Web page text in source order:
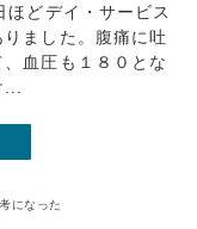
どデイ・サービス
ました。腹痛に吐
血圧も１８０とな
になった